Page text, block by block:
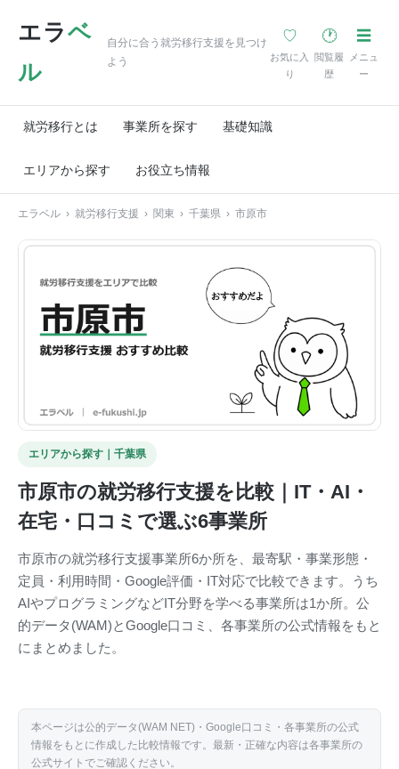
エラベ
ル
自分に合う就労移行支援を見つけ
よう
♡
お気に入
り
🕐
閲覧履
歴
☰
メニュ
ー
就労移行とは 事業所を探す 基礎知識
エリアから探す お役立ち情報
エラベル › 就労移行支援 › 関東 › 千葉県 › 市原市
エリアから探す｜千葉県
市原市の就労移行支援を比較｜IT・AI・
在宅・口コミで選ぶ6事業所
市原市の就労移行支援事業所6か所を、最寄駅・事業形態・
定員・利用時間・Google評価・IT対応で比較できます。うち
AIやプログラミングなどIT分野を学べる事業所は1か所。公
的データ(WAM)とGoogle口コミ、各事業所の公式情報をもと
にまとめました。
本ページは公的データ(WAM NET)・Google口コミ・各事業所の公式
情報をもとに作成した比較情報です。最新・正確な内容は各事業所の
公式サイトでご確認ください。